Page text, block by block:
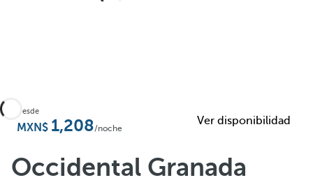
Desde
1,208/noche
Ver disponibilidad
Occidental Granada